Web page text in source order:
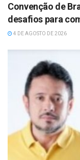
Convenção de
desafios para
4 DE AGOSTO DE 2026